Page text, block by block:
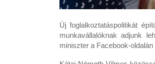
Új foglalkoztatáspolitikát
munkavállalóknak adjunk
miniszter a Facebook-